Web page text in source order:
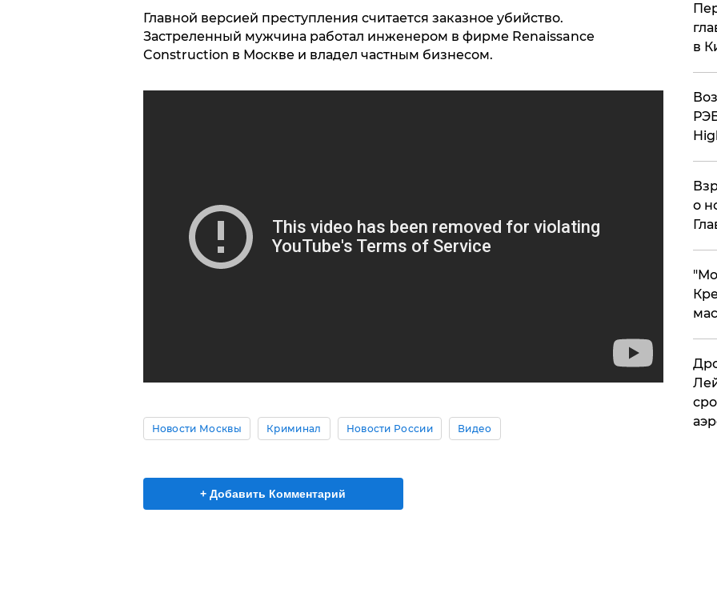
Главной версией преступления считается заказное убийство.
Застреленный мужчина работал инженером в фирме Renaissance
Construction в Москве и владел частным бизнесом.
Новости Москвы Криминал Новости России Видео
+ Добавить Комментарий
в
о